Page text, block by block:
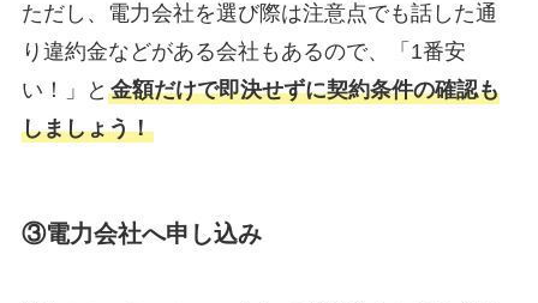
ただし、電力会社を選び際は注意点でも話した通
り違約金などがある会社もあるので、「1番安
い！」と 金額だけで即決せずに契約条件の確認も
しましょう！
③電力会社へ申し込み